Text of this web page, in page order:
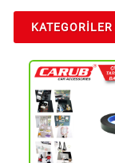
KATEGORILER